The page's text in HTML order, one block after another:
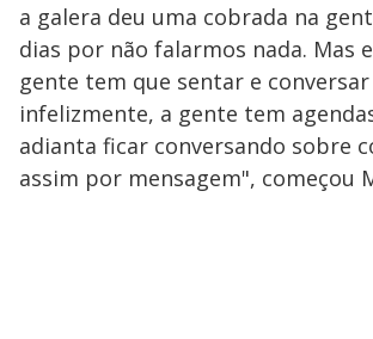
a galera deu uma cobrada na
dias por não falarmos nada. Mas
gente tem que sentar e conversar
infelizmente, a gente tem
adianta ficar conversando sobre
assim por mensagem", começou